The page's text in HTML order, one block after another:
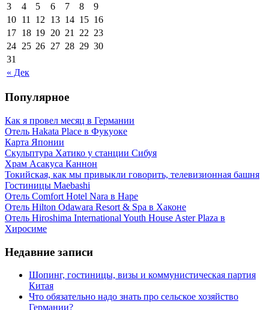
« Дек
3
4 5 6 7 8
9
10 11 12 13 14 15 16
17 18 19 20 21 22 23
24 25 26 27 28 29 30
31
Популярное
Как я провел месяц в Германии
Отель Hakata Place в Фукуоке
Карта Японии
Скульптура Хатико у станции Сибуя
Храм Асакуса Каннон
Токийская, как мы привыкли говорить, телевизионная башня
Гостиницы Maebashi
Отель Comfort Hotel Nara в Наре
Отель Hilton Odawara Resort & Spa в Хаконе
Отель Hiroshima International Youth House Aster Plaza в
Хиросиме
Недавние записи
Шопинг, гостиницы, визы и коммунистическая партия
Китая
Что обязательно надо знать про сельское хозяйство
Германии?